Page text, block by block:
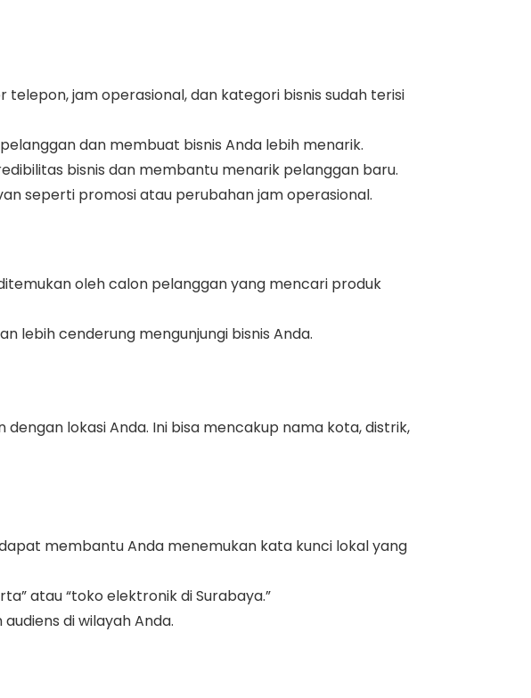
jam operasional, dan kategori bisnis sudah terisi
dan membuat bisnis Anda lebih menarik.
bisnis dan membantu menarik pelanggan baru.
seperti promosi atau perubahan jam operasional.
oleh calon pelanggan yang mencari produk
lebih cenderung mengunjungi bisnis Anda.
lokasi Anda. Ini bisa mencakup nama kota, distrik,
membantu Anda menemukan kata kunci lokal yang
atau “toko elektronik di Surabaya.”
di wilayah Anda.